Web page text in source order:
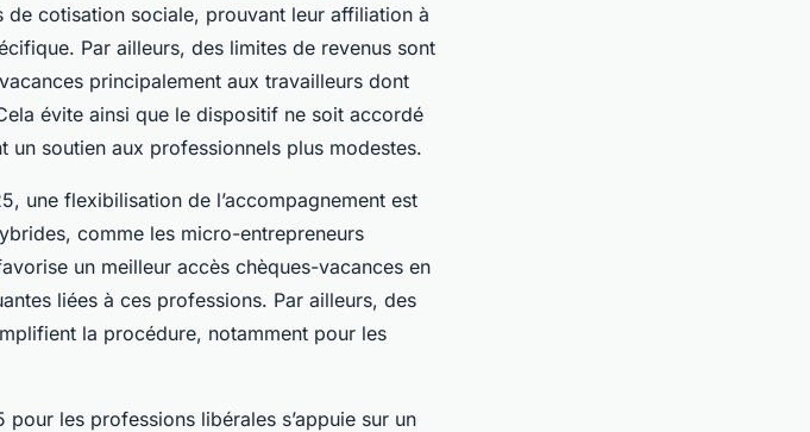
cotisation sociale, prouvant leur affiliation à
Par ailleurs, des limites de revenus sont
principalement aux travailleurs dont
évite ainsi que le dispositif ne soit accordé
soutien aux professionnels plus modestes.
une flexibilisation de l’accompagnement est
comme les micro-entrepreneurs
un meilleur accès chèques-vacances en
liées à ces professions. Par ailleurs, des
la procédure, notamment pour les
les professions libérales s’appuie sur un